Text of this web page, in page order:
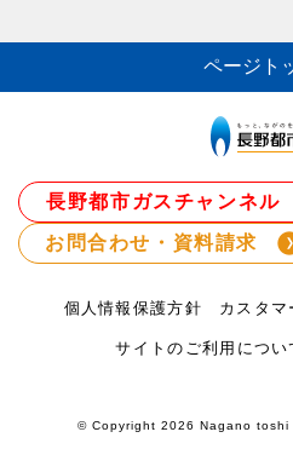
ページト
長野都市ガスチャンネル
お問合わせ・資料請求
個人情報保護方針 カスタマ
サイトのご利用につい
© Copyright 2026 Nagano toshi